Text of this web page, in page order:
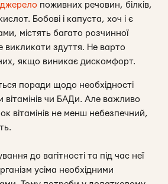
поживних речовин, білків,
Бобові і капуста, хоч і є
містять багато розчинної
викликати здуття. Не варто
якщо виникає дискомфорт.
поради щодо необхідності
чи БАДи. Але важливо
вітамінів не менш небезпечний,
до вагітності та під час неї
усіма необхідними